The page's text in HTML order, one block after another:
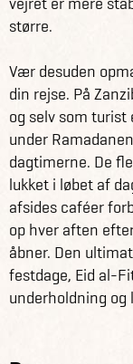
Serengeti
15.000 km2, og
samtidig god
rovdyr. I Lake
opleve det rige
elefanter,
Få information
Se alle vores
her
større.
Vær desuden
din rejse. På
og selv som
under
dagtimerne. De
lukket i løbet af
afsides caféer
op hver aften
åbner. Den
festdage, Eid al-
underholdning